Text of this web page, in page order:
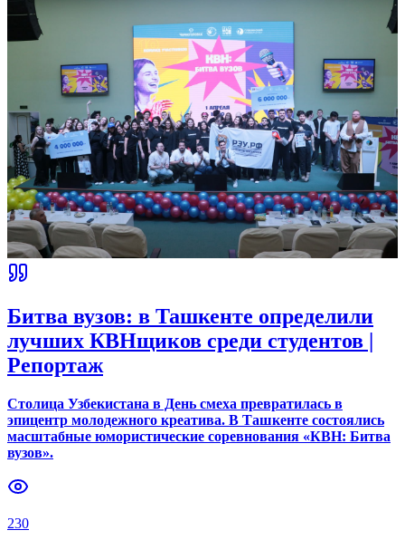
Все новости
Пресса о нас
Узнайте, что пишут ведущие СМИ о достижениях и
деятельности нашего филиала